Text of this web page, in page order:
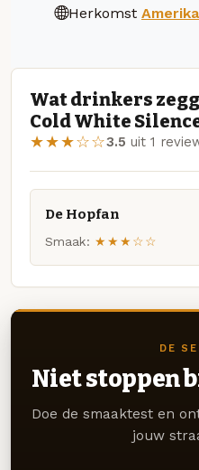
Herkomst Amerika
Wat drinkers
Cold White
★★★☆☆3.5 uit 1
De Hopfan
Smaak: ★★★☆☆
DE
Niet stoppen
Doe de smaaktest en
jouw